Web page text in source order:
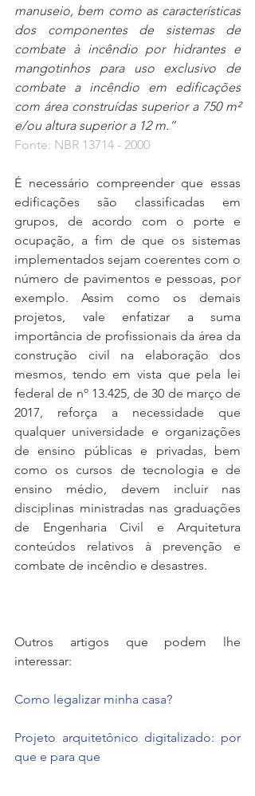
manuseio, bem como as características
dos componentes de sistemas de
combate à incêndio por hidrantes e
mangotinhos para uso exclusivo de
combate a incêndio em edificações
com área construídas superior a 750 m²
e/ou altura superior a 12 m.”
Fonte: NBR 13714 - 2000
É necessário compreender que essas
edificações são classificadas em
grupos, de acordo com o porte e
ocupação, a fim de que os sistemas
implementados sejam coerentes com o
número de pavimentos e pessoas, por
exemplo. Assim como os demais
projetos, vale enfatizar a suma
importância de profissionais da área da
construção civil na elaboração dos
mesmos, tendo em vista que pela lei
federal de nº 13.425, de 30 de março de
2017, reforça a necessidade que
qualquer universidade e organizações
de ensino públicas e privadas, bem
como os cursos de tecnologia e de
ensino médio, devem incluir nas
disciplinas ministradas nas graduações
de Engenharia Civil e Arquitetura
conteúdos relativos à prevenção e
combate de incêndio e desastres.
Outros artigos que podem lhe
interessar:
Como legalizar minha casa?
Projeto arquitetônico digitalizado: por
que e para que